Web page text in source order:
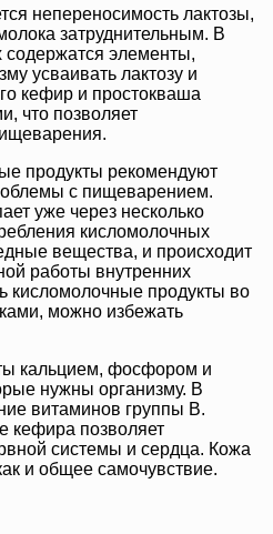
непереносимость лактозы,
затруднительным. В
содержатся элементы,
усваивать лактозу и
кефир и простокваша
что позволяет
продукты рекомендуют
с пищеварением.
уже через несколько
кисломолочных
вещества, и происходит
работы внутренних
кисломолочные продукты во
можно избежать
кальцием, фосфором и
нужны организму. В
витаминов группы В.
кефира позволяет
системы и сердца. Кожа
и общее самочувствие.